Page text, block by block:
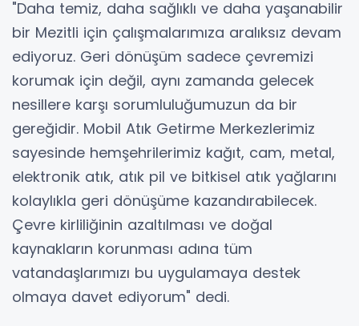
"Daha temiz, daha sağlıklı ve daha yaşanabilir
bir Mezitli için çalışmalarımıza aralıksız devam
ediyoruz. Geri dönüşüm sadece çevremizi
korumak için değil, aynı zamanda gelecek
nesillere karşı sorumluluğumuzun da bir
gereğidir. Mobil Atık Getirme Merkezlerimiz
sayesinde hemşehrilerimiz kağıt, cam, metal,
elektronik atık, atık pil ve bitkisel atık yağlarını
kolaylıkla geri dönüşüme kazandırabilecek.
Çevre kirliliğinin azaltılması ve doğal
kaynakların korunması adına tüm
vatandaşlarımızı bu uygulamaya destek
olmaya davet ediyorum" dedi.